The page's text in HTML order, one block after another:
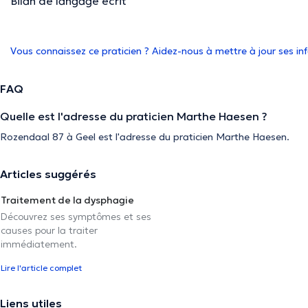
Vous connaissez ce praticien ? Aidez-nous à mettre à jour ses
FAQ
Quelle est l'adresse du praticien Marthe Haesen ?
Rozendaal 87 à Geel est l'adresse du praticien Marthe Haesen.
Articles suggérés
Traitement de la dysphagie
Découvrez ses symptômes et ses
causes pour la traiter
immédiatement.
Lire l'article complet
Liens utiles